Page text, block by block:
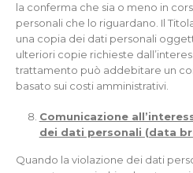
la conferma che sia o meno in
personali che lo riguardano. Il
una copia dei dati personali
ulteriori copie richieste
trattamento può addebitare un
basato sui costi amministrativi.
Comunicazione
dei dati personali (data
Quando la violazione dei dati